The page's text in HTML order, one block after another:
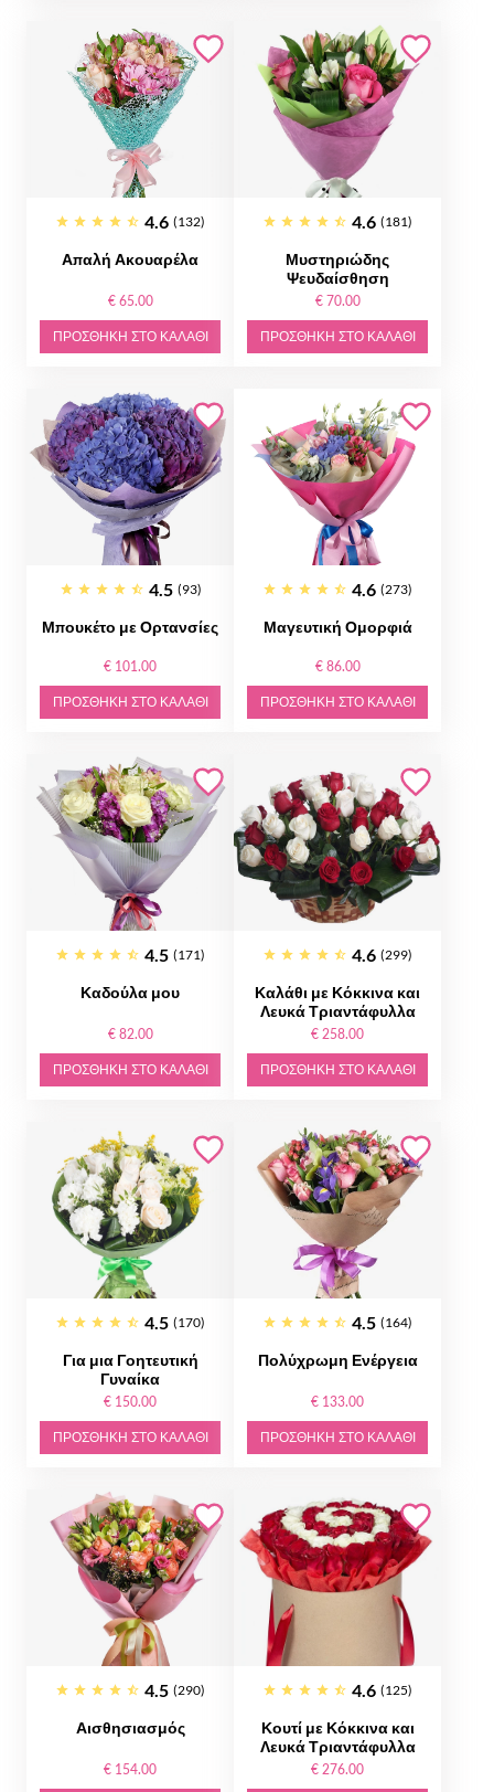
4.6 (132)
Απαλή Ακουαρέλα
€ 65.00
ΠΡΟΣΘΉΚΗ ΣΤΟ ΚΑΛΆΘΙ
4.6 (181)
Μυστηριώδης
Ψευδαίσθηση
€ 70.00
ΠΡΟΣΘΉΚΗ ΣΤΟ ΚΑΛΆΘΙ
4.5 (93)
Μπουκέτο με Ορτανσίες
€ 101.00
ΠΡΟΣΘΉΚΗ ΣΤΟ ΚΑΛΆΘΙ
4.6 (273)
Μαγευτική Ομορφιά
€ 86.00
ΠΡΟΣΘΉΚΗ ΣΤΟ ΚΑΛΆΘΙ
4.5 (171)
Καδούλα μου
€ 82.00
ΠΡΟΣΘΉΚΗ ΣΤΟ ΚΑΛΆΘΙ
4.6 (299)
Καλάθι με Κόκκινα και
Λευκά Τριαντάφυλλα
€ 258.00
ΠΡΟΣΘΉΚΗ ΣΤΟ ΚΑΛΆΘΙ
4.5 (170)
Για μια Γοητευτική
Γυναίκα
€ 150.00
ΠΡΟΣΘΉΚΗ ΣΤΟ ΚΑΛΆΘΙ
4.5 (164)
Πολύχρωμη Ενέργεια
€ 133.00
ΠΡΟΣΘΉΚΗ ΣΤΟ ΚΑΛΆΘΙ
4.5 (290)
Αισθησιασμός
€ 154.00
4.6 (125)
Κουτί με Κόκκινα και
Λευκά Τριαντάφυλλα
€ 276.00